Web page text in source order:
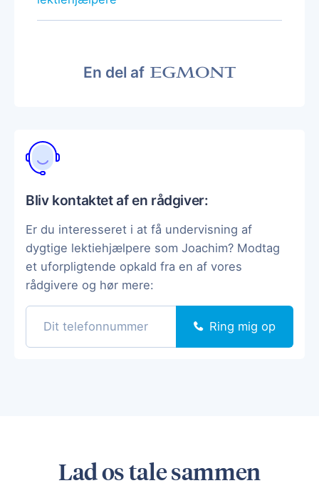
En del af
Bliv kontaktet af en rådgiver:
Er du interesseret i at få undervisning af
dygtige lektiehjælpere som Joachim? Modtag
et uforpligtende opkald fra en af vores
rådgivere og hør mere:
Ring mig op
Lad os tale sammen